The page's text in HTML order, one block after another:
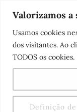
Valorizamos a
Usamos cookies
dos visitantes. Ao
TODOS os cookies.
Definição
content